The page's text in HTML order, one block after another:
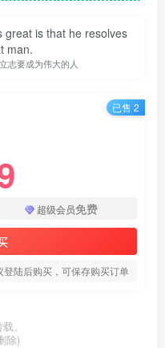
is that he resolves
man.
志要成为伟大的人
超级会员免费
陆后购买，可保存购买订单
已售 2
。
除)